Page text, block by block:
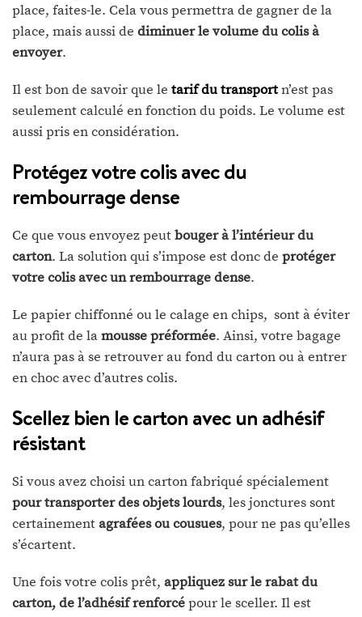
place, faites-le. Cela vous permettra de gagner de la
place, mais aussi de diminuer le volume du colis à
envoyer.
Il est bon de savoir que le tarif du transportn’est pas
seulement calculé en fonction du poids. Le volume est
aussi pris en considération.
Protégez votre colis avec du
rembourrage dense
Ce que vous envoyez peutbouger à l’intérieur du
carton. La solution qui s’impose est donc de protéger
votre colis avec un rembourrage dense.
Le papier chiffonné ou le calage en chips, sont à éviter
au profit de lamousse préformée. Ainsi, votre bagage
n’aura pas à se retrouver au fond du carton ou à entrer
en choc avec d’autres colis.
Scellez bien le carton avec un adhésif
résistant
Si vous avez choisi un carton fabriqué spécialement
pour transporter des objets lourds, les jonctures sont
certainementagrafées ou cousues, pour ne pas qu’elles
s’écartent.
Une fois votre colis prêt, appliquez sur le rabat du
carton, de l’adhésif renforcépour le sceller. Il est